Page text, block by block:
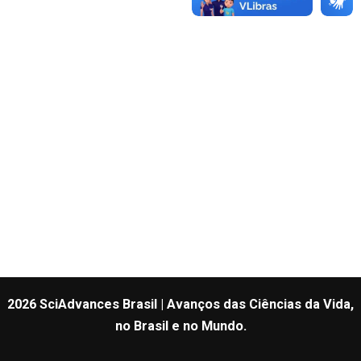
2026 SciAdvances Brasil | Avanços das Ciências da Vida,
no Brasil e no Mundo.